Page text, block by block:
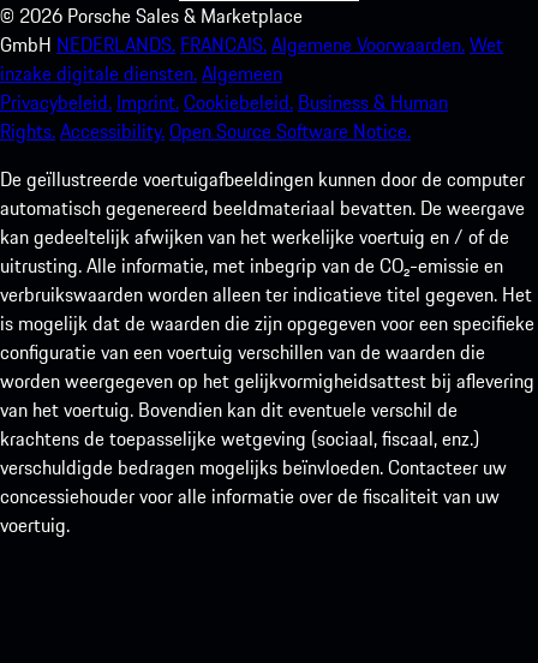
© 2026 Porsche Sales & Marketplace
GmbH NEDERLANDS. FRANCAIS.Algemene Voorwaarden.Wet
inzake digitale diensten.Algemeen
Privacybeleid. Imprint.Cookiebeleid. Business & Human
Rights.Accessibility.Open Source Software Notice.
De geïllustreerde voertuigafbeeldingen kunnen door de computer
automatisch gegenereerd beeldmateriaal bevatten. De weergave
kan gedeeltelijk afwijken van het werkelijke voertuig en / of de
uitrusting. Alle informatie, met inbegrip van de CO₂-emissie en
verbruikswaarden worden alleen ter indicatieve titel gegeven. Het
is mogelijk dat de waarden die zijn opgegeven voor een specifieke
configuratie van een voertuig verschillen van de waarden die
worden weergegeven op het gelijkvormigheidsattest bij aflevering
van het voertuig. Bovendien kan dit eventuele verschil de
krachtens de toepasselijke wetgeving (sociaal, fiscaal, enz.)
verschuldigde bedragen mogelijks beïnvloeden. Contacteer uw
concessiehouder voor alle informatie over de fiscaliteit van uw
voertuig.